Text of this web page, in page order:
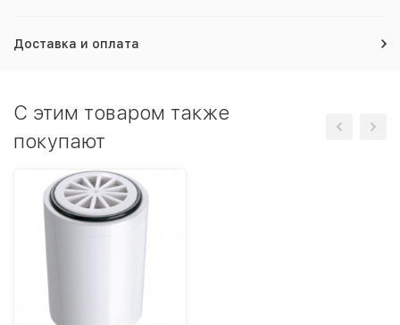
Доставка и оплата
C этим товаром также
покупают